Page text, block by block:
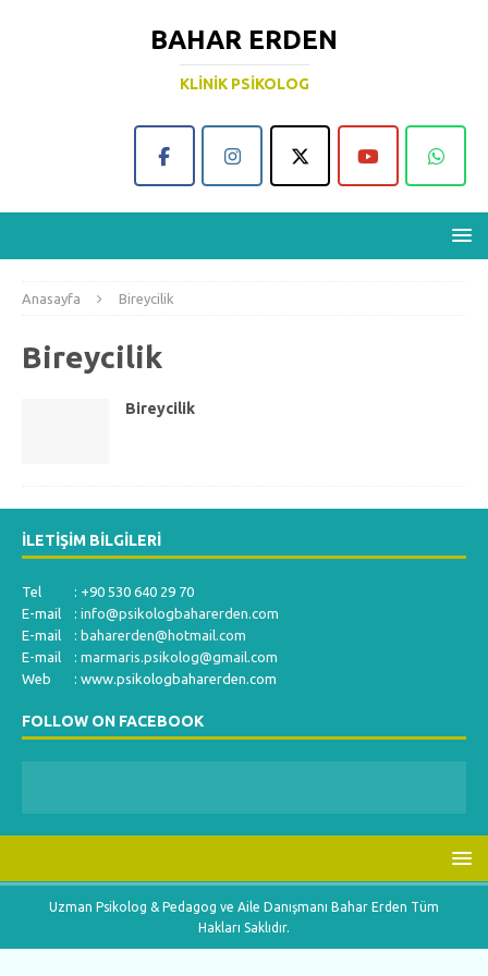
BAHAR ERDEN
KLINIK PSIKOLOG
Anasayfa Bireycilik
Bireycilik
Bireycilik
İLETIŞIM BILGILERI
Tel : +90 530 640 29 70
E-mail : info@psikologbaharerden.com
E-mail : baharerden@hotmail.com
E-mail : marmaris.psikolog@gmail.com
Web : www.psikologbaharerden.com
FOLLOW ON FACEBOOK
Uzman Psikolog & Pedagog ve Aile Danışmanı Bahar Erden Tüm
Hakları Saklıdır.